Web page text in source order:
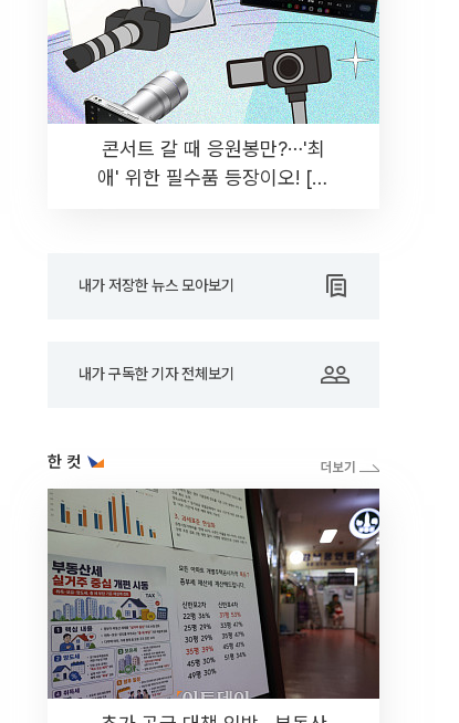
콘서트 갈 때 응원봉만?⋯'최
애' 위한 필수품 등장이오! [솔
내가 저장한 뉴스 모아보기
내가 구독한 기자 전체보기
한 컷